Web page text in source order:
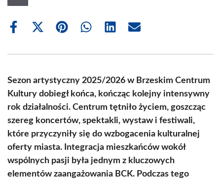
Share
Share
(Twitter)
Share Share Share Share
Sezon artystyczny 2025/2026 w Brzeskim Centrum
Kultury dobiegł końca, kończąc kolejny intensywny
rok działalności. Centrum tętniło życiem, goszcząc
szereg koncertów, spektakli, wystaw i festiwali,
które przyczyniły się do wzbogacenia kulturalnej
oferty miasta. Integracja mieszkańców wokół
wspólnych pasji była jednym z kluczowych
elementów zaangażowania BCK. Podczas tego